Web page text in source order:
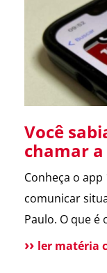
entregador e
seguro e
Você
chamar
Conheça o
comunicar
Paulo. O que é
e benefícios
ler matéria